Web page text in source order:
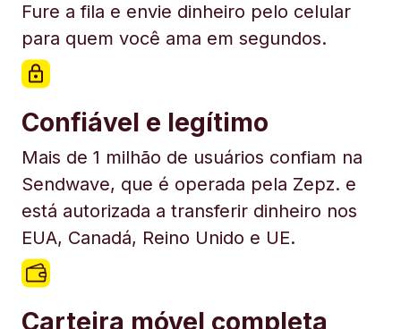
Fure a fila e envie dinheiro pelo celular
para quem você ama em segundos.
Confiável e legítimo
Mais de 1 milhão de usuários confiam na
Sendwave, que é operada pela Zepz. e
está autorizada a transferir dinheiro nos
EUA, Canadá, Reino Unido e UE.
Carteira móvel completa